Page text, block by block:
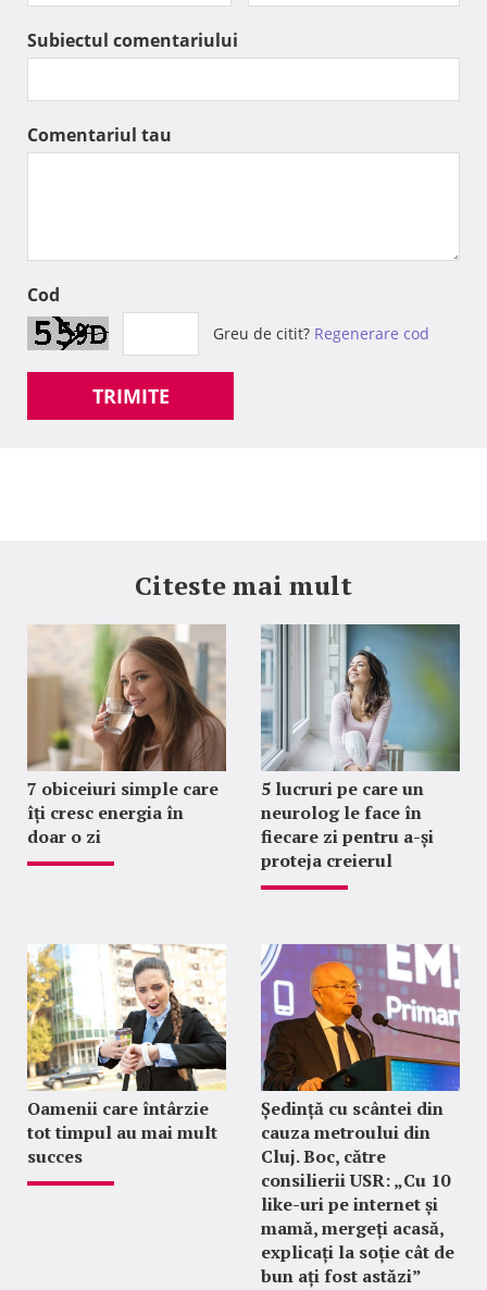
Subiectul comentariului
Comentariul tau
Cod
Greu de citit? Regenerare cod
TRIMITE
Citeste mai mult
7 obiceiuri simple care
îți cresc energia în
doar o zi
5 lucruri pe care un
neurolog le face în
fiecare zi pentru a-și
proteja creierul
Oamenii care întârzie
tot timpul au mai mult
succes
Ședință cu scântei din
cauza metroului din
Cluj. Boc, către
consilierii USR: „Cu 10
like-uri pe internet și
mamă, mergeți acasă,
explicați la soție cât de
bun ați fost astăzi”